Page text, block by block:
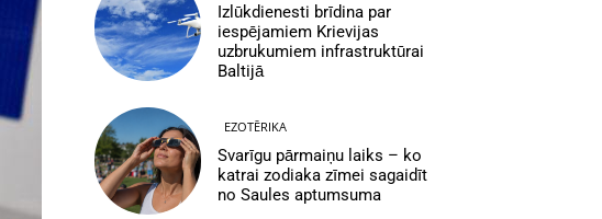
Izlūkdienesti brīdina par
iespējamiem Krievijas
uzbrukumiem infrastruktūrai
Baltijā
EZOTĒRIKA
Svarīgu pārmaiņu laiks – ko
katrai zodiaka zīmei sagaidīt
no Saules aptumsuma